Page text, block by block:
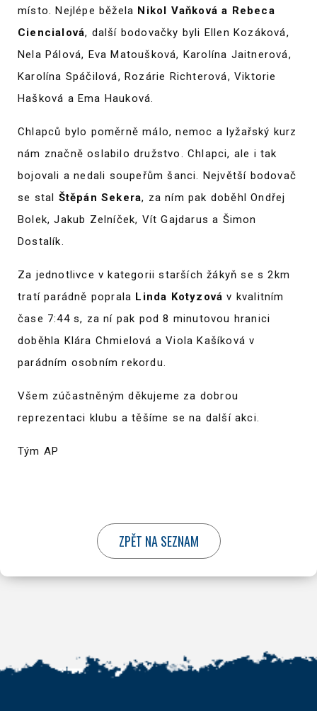
místo. Nejlépe běžela Nikol Vaňková a Rebeca
Ciencialová, další bodovačky byli Ellen Kozáková,
Nela Pálová, Eva Matoušková, Karolína Jaitnerová,
Karolína Spáčilová, Rozárie Richterová, Viktorie
Hašková a Ema Hauková.
Chlapců bylo poměrně málo, nemoc a lyžařský kurz
nám značně oslabilo družstvo. Chlapci, ale i tak
bojovali a nedali soupeřům šanci. Největší bodovač
se stal Štěpán Sekera, za ním pak doběhl Ondřej
Bolek, Jakub Zelníček, Vít Gajdarus a Šimon
Dostalík.
Za jednotlivce v kategorii starších žákyň se s 2km
tratí parádně poprala Linda Kotyzováv kvalitním
čase 7:44 s, za ní pak pod 8 minutovou hranici
doběhla Klára Chmielová a Viola Kašíková v
parádním osobním rekordu.
Všem zúčastněným děkujeme za dobrou
reprezentaci klubu a těšíme se na další akci.
Tým AP